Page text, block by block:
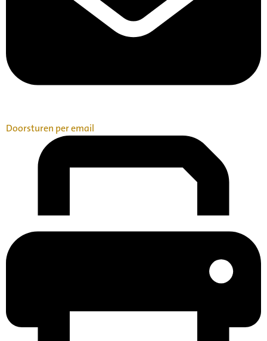
Doorsturen per email